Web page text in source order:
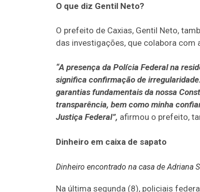
O que diz Gentil Neto?
O prefeito de Caxias, Gentil Neto,
das investigações, que colabora com
“A presença da Polícia Federal na
significa confirmação de
garantias fundamentais da nossa
transparência, bem como minha
Justiça Federal”, afirmou o prefeito,
Dinheiro em caixa de sapato
Dinheiro encontrado na casa de Adriana
Na última segunda (8), policiais